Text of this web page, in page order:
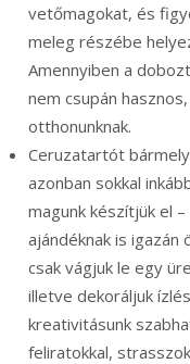
vetőmagokat, és
meleg részébe
Amennyiben a
nem csupán
otthonunknak.
Ceruzatartót
azonban sokkal
magunk készítjük el
ajándéknak is
csak vágjuk le egy
illetve dekoráljuk
kreativitásunk
feliratokkal,